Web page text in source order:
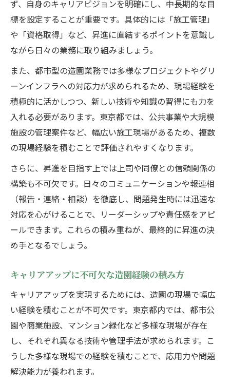
ず、自身のキャリアビジョンを明確にし、中長期的な目
標を設定することが重要です。具体的には「施工管理」
や「資格取得」など、昇進に直結するポイントを意識し
ながら日々の業務に取り組みましょう。
また、都市型の造園業務では多様なプロジェクトやグリ
ーンインフラへの対応力が求められるため、現場経験を
積極的に活かしつつ、新しい技術や知識の習得にも力を
入れる必要があります。東京都では、公共事業や大規模
施設の管理案件など、幅広い施工現場があるため、複数
の現場経験を積むことで評価されやすくなります。
さらに、昇進を目指す上では上司や同僚との信頼関係の
構築も不可欠です。日々のコミュニケーションや報連相
（報告・連絡・相談）を徹底し、問題発生時には迅速な
対応を心がけることで、リーダーシップや責任感をアピ
ールできます。これらの積み重ねが、最終的に昇進の決
め手となるでしょう。
キャリアアップに不可欠な造園経験の積み方
キャリアアップを実現するためには、造園の現場で幅広
い経験を積むことが不可欠です。東京都内では、都市公
園や商業施設、マンション緑化など多様な現場が存在
し、それぞれ異なる技術や管理手法が求められます。こ
うした多様な現場での経験を積むことで、応用力や問題
解決能力が養われます。